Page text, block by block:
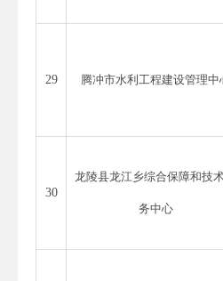
29 腾冲市水利工程建设管理中
30
龙陵县龙江乡综合保障和技
务中心